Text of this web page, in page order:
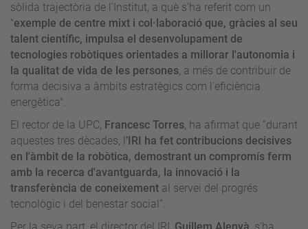
sòlida trajectòria de l'Institut, a què s'ha referit com un
"exemple de centre mixt i col·laboració que, gràcies al seu
talent científic, impulsa el desenvolupament de
tecnologies robòtiques orientades a millorar l'autonomia i
la qualitat de vida de les persones, a més de contribuir de
forma decisiva a àmbits estratègics com l'eficiència
energètica".
El rector de la UPC, Francesc Torres, ha afirmat que “durant
aquestes tres dècades, l ’IRI ha fet contribucions decisives
en l'àmbit de la robòtica, demostrant un compromís ferm
amb la recerca d'avantguarda, la innovació i la
transferència de coneixement al servei del progrés
tecnològic i del benestar social”.